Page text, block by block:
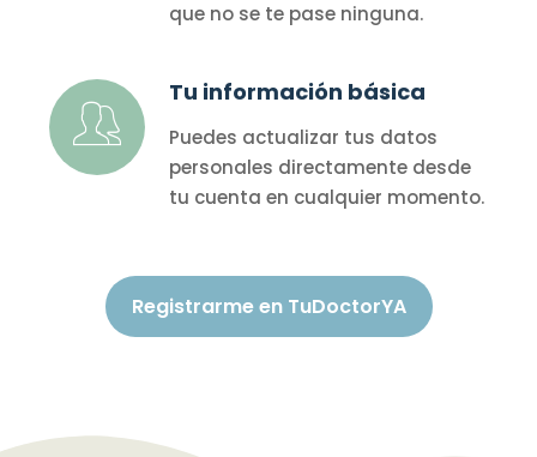
que no se te pase ninguna.
Tu información básica
Puedes actualizar tus datos
personales directamente desde
tu cuenta en cualquier momento.
Registrarme en TuDoctorYA